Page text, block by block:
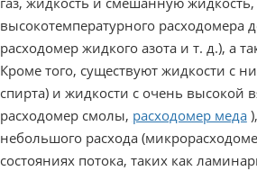
высокотемпературного
расходомер жидкого азота и т. д.), а
Кроме того, существуют жидкости с
спирта) и жидкости с очень высокой
расходомер смолы, расходомер меда
небольшого расхода
состояниях потока, таких как